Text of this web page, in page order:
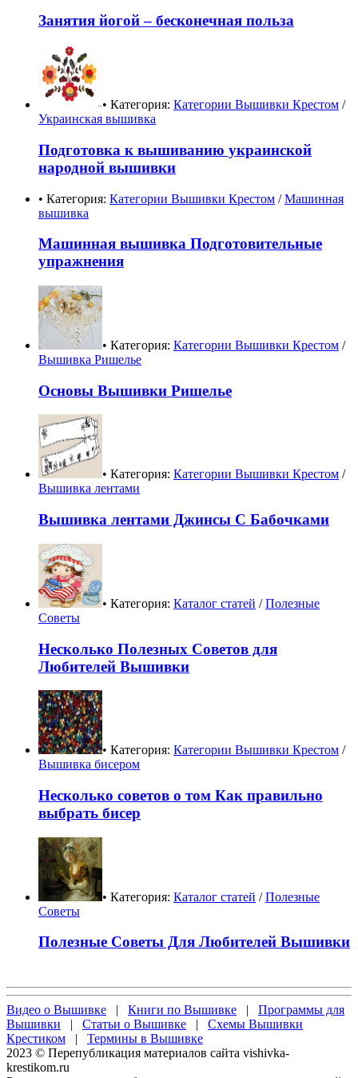
Занятия йогой – бесконечная польза
• Категория: Категории Вышивки Крестом /
Украинская вышивка
Подготовка к вышиванию украинской
народной вышивки
• Категория: Категории Вышивки Крестом /Машинная
вышивка
Машинная вышивка Подготовительные
упражнения
• Категория: Категории Вышивки Крестом /
Вышивка Ришелье
Основы Вышивки Ришелье
• Категория: Категории Вышивки Крестом /
Вышивка лентами
Вышивка лентами Джинсы С Бабочками
• Категория: Каталог статей /Полезные
Советы
Несколько Полезных Советов для
Любителей Вышивки
• Категория: Категории Вышивки Крестом /
Вышивка бисером
Несколько советов о том Как правильно
выбрать бисер
• Категория: Каталог статей /Полезные
Советы
Полезные Советы Для Любителей Вышивки
Видео о Вышивке | Книги по Вышивке | Программы для
Вышивки | Статьи о Вышивке | Схемы Вышивки
Крестиком | Термины в Вышивке
2023 © Перепубликация материалов сайта vishivka-
krestikom.ru